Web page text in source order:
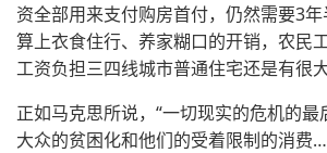
资全部用来支付购房首付，仍然需要3
算上衣食住行、养家糊口的开销，农民
工资负担三四线城市普通住宅还是有很大
正如马克思所说，“一切现实的危机的
大众的贫困化和他们的受着限制的消费